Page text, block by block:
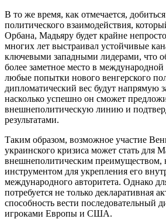
В то же время, как отмечается,
политического взаимодействия,
Орбана, Мадьяру будет крайне
многих лет выстраивал устойчивые
ключевыми западными лидерами, что
более заметное место в
любые попытки нового венгерского
дипломатический вес будут напрямую
насколько успешно он сможет
внешнеполитическую линию и
результатами.
Таким образом, возможное участие
украинского кризиса может стать для
внешнеполитическим
инструментом для укрепления его
международного авторитета. Однако
потребуется не только декларативная
способность вести последовательный
игроками Европы и США.